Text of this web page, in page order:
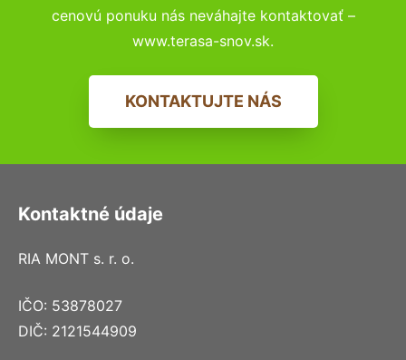
cenovú ponuku nás neváhajte kontaktovať –
www.terasa-snov.sk.
KONTAKTUJTE NÁS
Kontaktné údaje
RIA MONT s. r. o.
IČO: 53878027
DIČ: 2121544909